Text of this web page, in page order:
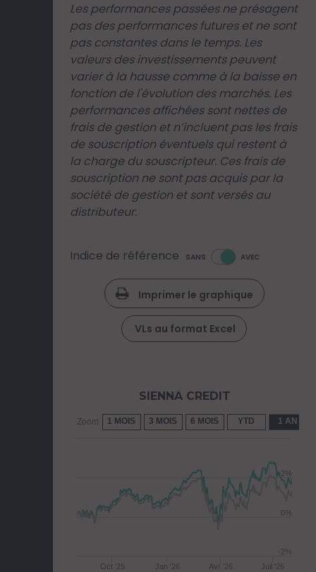
Les performances passées ne présagent
pas des performances futures et ne sont
pas constantes dans le temps. Les
valeurs des investissements peuvent
varier à la hausse comme à la baisse en
fonction de l'évolution des marchés. Les
performances affichées sont nettes de
frais de gestion et n’incluent pas les frais
de souscription éventuels qui restent à
la charge du souscripteur. Ces frais de
souscription ne sont pas acquis par la
société de gestion et sont versés au
distributeur.
Indice de référence SANS AVEC
Imprimer le graphique
VLs au format Excel
Zoom 1 MOIS 3 MOIS 6 MOIS YTD 1 AN
SIENNA CREDIT
Oct '25 Jan '26 Avr '26 Juil '26
-2%
0%
+2%